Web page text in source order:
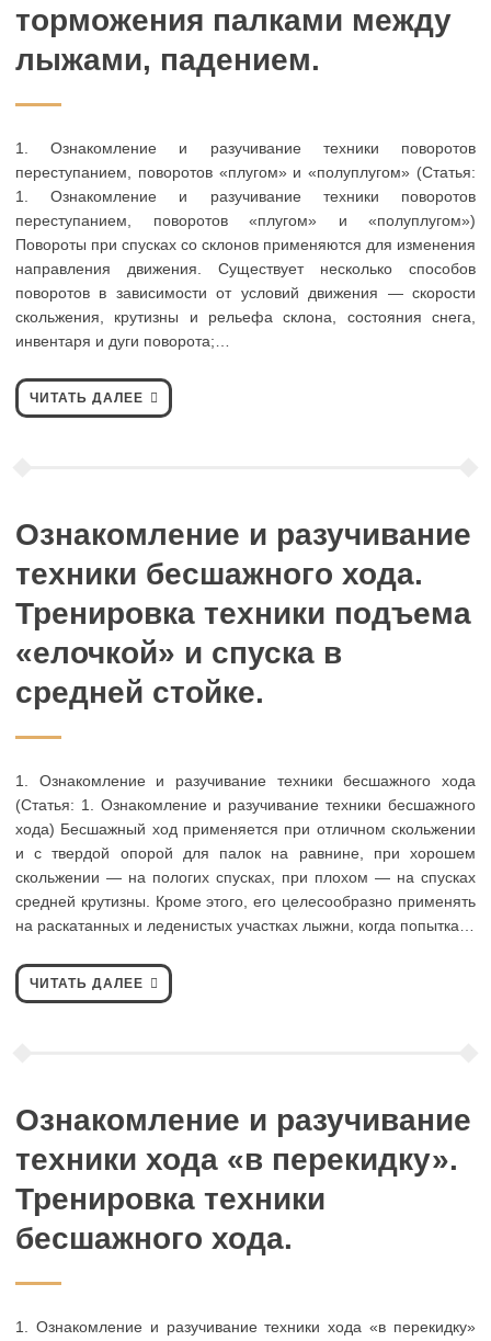
торможения палками между
лыжами, падением.
1. Ознакомление и разучивание техники поворотов
переступанием, поворотов «плугом» и «полуплугом» (Статья:
1. Ознакомление и разучивание техники поворотов
переступанием, поворотов «плугом» и «полуплугом»)
Повороты при спусках со склонов применяются для изменения
направления движения. Существует несколько способов
поворотов в зависимости от условий движения — скорости
скольжения, крутизны и рельефа склона, состояния снега,
инвентаря и дуги поворота;…
ЧИТАТЬ ДАЛЕЕ
Ознакомление и разучивание
техники бесшажного хода.
Тренировка техники подъема
«елочкой» и спуска в
средней стойке.
1. Ознакомление и разучивание техники бесшажного хода
(Статья: 1. Ознакомление и разучивание техники бесшажного
хода) Бесшажный ход применяется при отличном скольжении
и с твердой опорой для палок на равнине, при хорошем
скольжении — на пологих спусках, при плохом — на спусках
средней крутизны. Кроме этого, его целесообразно применять
на раскатанных и леденистых участках лыжни, когда попытка…
ЧИТАТЬ ДАЛЕЕ
Ознакомление и разучивание
техники хода «в перекидку».
Тренировка техники
бесшажного хода.
1. Ознакомление и разучивание техники хода «в перекидку»